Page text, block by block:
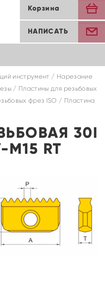
Корзина
НАПИСАТЬ
инструмент / Нарезание
/ Пластины для резьбовых
фрез ISO / Пластина
30I
M15 RT